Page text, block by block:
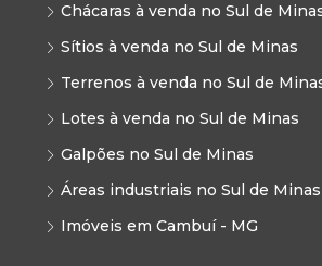
Chácaras à venda no Sul de
Sítios à venda no Sul de Minas
Terrenos à venda no Sul de
Lotes à venda no Sul de Minas
Galpões no Sul de Minas
Áreas industriais no Sul de Minas
Imóveis em Cambuí - MG